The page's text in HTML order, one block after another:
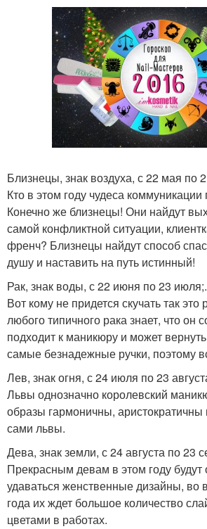
Близнецы, знак воздуха, с 22 мая по
Кто в этом году чудеса коммуникации
Конечно же близнецы! Они найдут
самой конфликтной ситуации,
френч? Близнецы найдут способ
душу и наставить на путь истинный!
Рак, знак воды, с 22 июня по 23 июля;.
Вот кому не придется скучать так это
любого типичного рака знает, что он
подходит к маникюру и может
самые безнадежные ручки, поэтому
Лев, знак огня, с 24 июля по 23
Львы однозначно королевский
образы гармоничны, аристократичны
сами львы.
Дева, знак земли, с 24 августа по 23
Прекрасным девам в этом году будут
удаваться женственные дизайны, во
года их ждет большое количество
цветами в работах.